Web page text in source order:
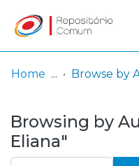
& Collections
Browse repository
Log
In
(current)
Home Browse by
Browsing by
Eliana"